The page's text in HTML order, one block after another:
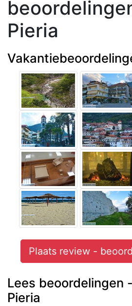
Pieria
Plaats review -
Lees beoordelingen
Pieria